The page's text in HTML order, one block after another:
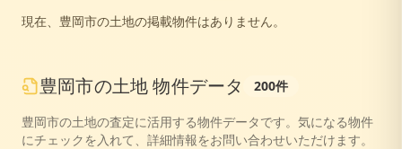
現在、 豊岡市の土地の掲載物件はありません。
豊岡市の土地 物件データ 200件
豊岡市の土地の査定に活用する物件データです。気になる物件
にチェックを入れて、詳細情報をお問い合わせいただけます。